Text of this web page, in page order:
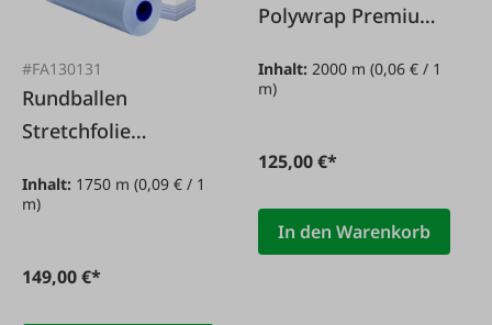
#FA130131
Rundballen
Stretchfolie
x 1.750 m 7-lagig
Inhalt: 1750 m (0,09 € / 1
m)
149,00 €*
Polywrap Premium
Inhalt: 2000 m(0,06 € / 1
m)
125,00 €*
In den Warenkorb